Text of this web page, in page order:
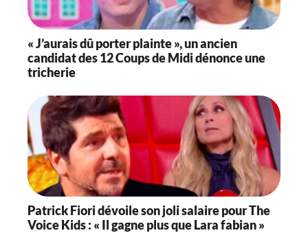
« J’aurais dû porter plainte », un ancien
candidat des 12 Coups de Midi dénonce une
tricherie
Patrick Fiori dévoile son joli salaire pour The
Voice Kids : « Il gagne plus que Lara fabian »